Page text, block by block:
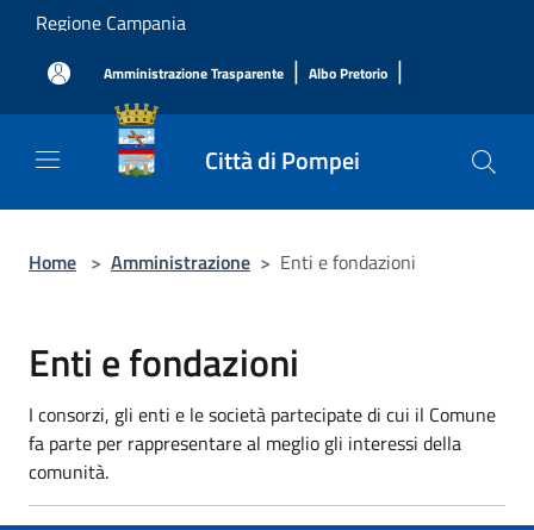
Salta al contenuto principale
Regione Campania
Amministrazione Trasparente | Albo Pretorio |
Città di Pompei
Home > Amministrazione > Enti e fondazioni
Enti e fondazioni
I consorzi, gli enti e le società partecipate di cui il Comune
fa parte per rappresentare al meglio gli interessi della
comunità.